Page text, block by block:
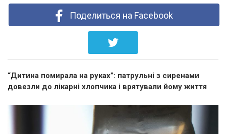
Поделиться на Facebook
“Дитина помирала на руках”: патрульні з сиренами
довезли до лікарні хлопчика і врятували йому життя